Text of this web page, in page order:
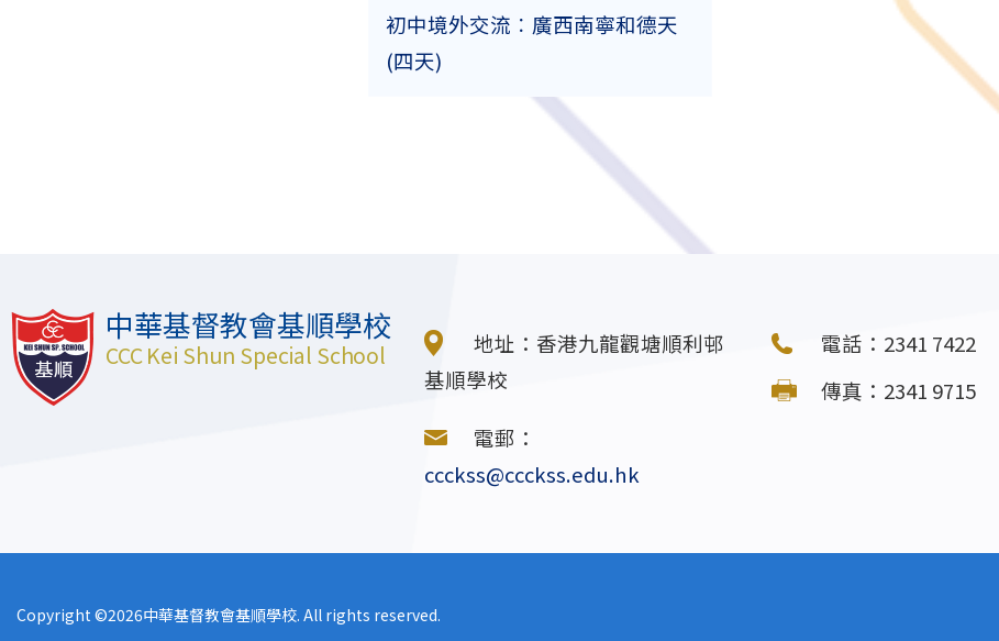
初中境外交流︰廣西南寧和德天
(四天)
中華基督教會基順學校
CCC Kei Shun Special School
地址：香港九龍觀塘順利邨
基順學校
電話：2341 7422
傳真：2341 9715
電郵：
ccckss@ccckss.edu.hk
Copyright ©2026中華基督教會基順學校. All rights reserved.